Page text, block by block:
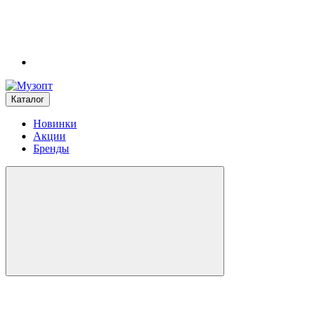
Каталог
Новинки
Акции
Бренды